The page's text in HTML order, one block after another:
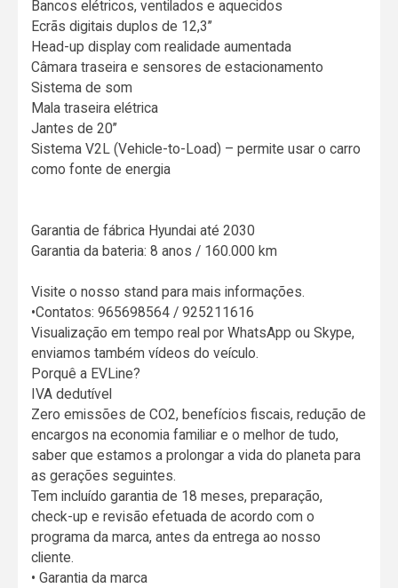
Bancos elétricos, ventilados e aquecidos
Ecrãs digitais duplos de 12,3’’
Head-up display com realidade aumentada
Câmara traseira e sensores de estacionamento
Sistema de som
Mala traseira elétrica
Jantes de 20’’
Sistema V2L (Vehicle-to-Load) – permite usar o carro
como fonte de energia
Garantia de fábrica Hyundai até 2030
Garantia da bateria: 8 anos / 160.000 km
Visite o nosso stand para mais informações.
•Contatos: 965698564 / 925211616
Visualização em tempo real por WhatsApp ou Skype,
enviamos também vídeos do veículo.
Porquê a EVLine?
IVA dedutível
Zero emissões de CO2, benefícios fiscais, redução de
encargos na economia familiar e o melhor de tudo,
saber que estamos a prolongar a vida do planeta para
as gerações seguintes.
Tem incluído garantia de 18 meses, preparação,
check-up e revisão efetuada de acordo com o
programa da marca, antes da entrega ao nosso
cliente.
• Garantia da marca